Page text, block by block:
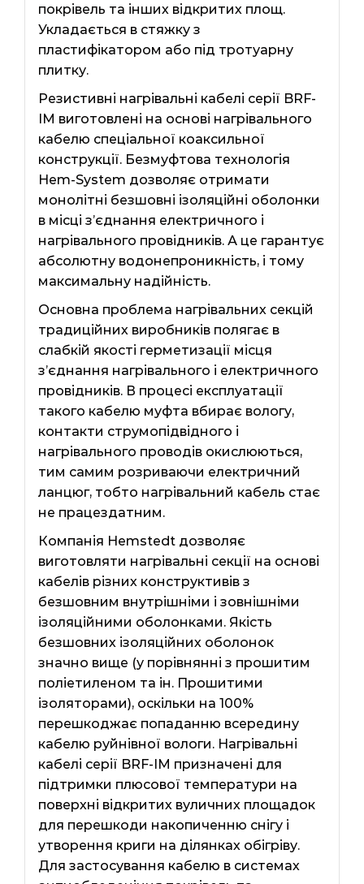
покрівель та інших відкритих площ.
Укладається в стяжку з
пластифікатором або під тротуарну
плитку.
Резистивні нагрівальні кабелі серії BRF-
IM виготовлені на основі нагрівального
кабелю спеціальної коаксильної
конструкції. Безмуфтова технологія
Hem-System дозволяє отримати
монолітні безшовні ізоляційні оболонки
в місці з’єднання електричного і
нагрівального провідників. А це гарантує
абсолютну водонепроникність, і тому
максимальну надійність.
Основна проблема нагрівальних секцій
традиційних виробників полягає в
слабкій якості герметизації місця
з’єднання нагрівального і електричного
провідників. В процесі експлуатації
такого кабелю муфта вбирає вологу,
контакти струмопідвідного і
нагрівального проводів окислюються,
тим самим розриваючи електричний
ланцюг, тобто нагрівальний кабель стає
не працездатним.
Компанія Hemstedt дозволяє
виготовляти нагрівальні секції на основі
кабелів різних конструктивів з
безшовним внутрішніми і зовнішніми
ізоляційними оболонками. Якість
безшовних ізоляційних оболонок
значно вище (у порівнянні з прошитим
поліетиленом та ін. Прошитими
ізоляторами), оскільки на 100%
перешкоджає попаданню всередину
кабелю руйнівної вологи. Нагрівальні
кабелі серії BRF-IM призначені для
підтримки плюсової температури на
поверхні відкритих вуличних площадок
для перешкоди накопиченню снігу і
утворення криги на ділянках обігріву.
Для застосування кабелю в системах